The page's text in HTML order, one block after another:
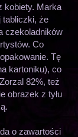
kobiety. Marka
tabliczki, że
czekoladników
Co
Tę
kartoniku), co
82%, też
obrazek z tyłu
o zawartości